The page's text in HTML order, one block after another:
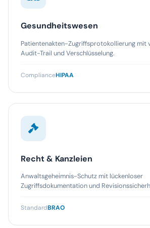
Gesundheitswesen
Patientenakten-Zugriffsprotokollierung mit
Audit-Trail und Verschlüsselung.
ComplianceHIPAA
Recht & Kanzleien
Anwaltsgeheimnis-Schutz mit lückenloser
Zugriffsdokumentation und
StandardBRAO